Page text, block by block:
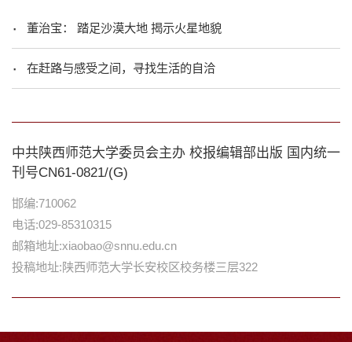
董治宝： 踏足沙漠大地 揭示火星地貌
在赶路与感受之间，寻找生活的自洽
中共陕西师范大学委员会主办 校报编辑部出版 国内统一
刊号CN61-0821/(G)
邯编:710062
电话:029-85310315
邮箱地址:xiaobao@snnu.edu.cn
投稿地址:陕西师范大学长安校区校务楼三层322